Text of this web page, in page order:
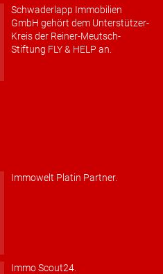
Schwaderlapp Immobilien
GmbH gehört dem Unterstützer-
Kreis der Reiner-Meutsch-
Stiftung FLY & HELP an.
Immowelt Platin Partner.
Immo Scout24.